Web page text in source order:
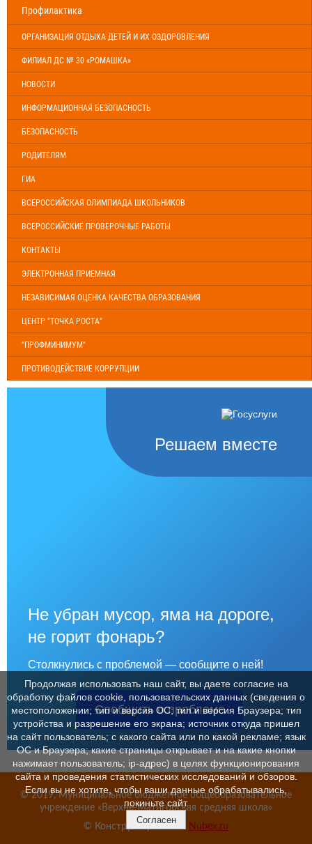
Профилактика
ОРГАНИЗАЦИЯ ОТДЫХА ДЕТЕЙ И ИХ ОЗДОРОВЛЕНИЯ
ФИЛИАЛ ДС № 30 «РОМАШКА»
НОВОСТИ
ИНФОРМАЦИОННАЯ БЕЗОПАСНОСТЬ
БЕЗОПАСНОСТЬ
РОДИТЕЛЯМ
ГИА
ВСЕРОССИЙСКАЯ ОЛИМПИАДА ШКОЛЬНИКОВ
ВСЕРОССИЙСКИЕ ПРОВЕРОЧНЫЕ РАБОТЫ
КОНТАКТЫ
ЭЛЕКТРОННАЯ ПРИЕМНАЯ
НЕЗАВИСИМАЯ ОЦЕНКА КАЧЕСТВА ОБРАЗОВАНИЯ
ЦЕНТР "ТОЧКА РОСТА"
"ПРОФМИНИМУМ"
ПРОТИВОДЕЙСТВИЕ КОРРУПЦИИ
Решаем вместе
Не убран мусор, яма на дороге,
не горит фонарь?
Столкнулись с проблемой — сообщите о ней!
Сообщить о проблеме
© 2019, Муниципальное бюджетное общеобразовательное
учреждение «Верхне-Матигорская средняя школа»
© Конструктор сайтов
Nubex.ru
Продолжая использовать наш сайт, вы даете согласие на
обработку файлов cookie, пользовательских данных (сведения о
местоположении; тип и версия ОС; тип и версия Браузера; тип
устройства и разрешение его экрана; источник откуда пришел
на сайт пользователь; с какого сайта или по какой рекламе; язык
ОС и Браузера; какие страницы открывает и на какие кнопки
нажимает пользователь; ip-адрес) в целях функционирования
сайта и проведения статистических исследований и обзоров.
Если вы не хотите, чтобы ваши данные обрабатывались,
покиньте сайт.
Согласен